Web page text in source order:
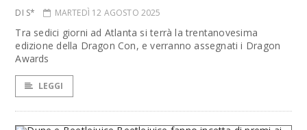
DI S* MARTEDÌ 12 AGOSTO 2025
Tra sedici giorni ad Atlanta si terrà la trentanovesima
edizione della Dragon Con, e verranno assegnati i Dragon
Awards
LEGGI